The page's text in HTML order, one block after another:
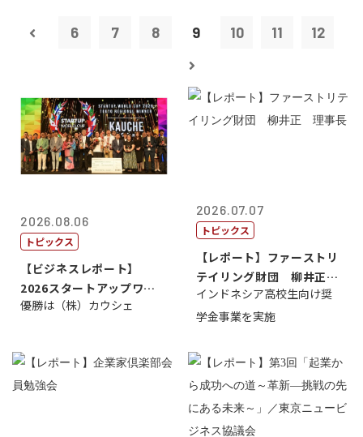
6 7 8 9 10 11 12
2026.08.06
トピックス
【ビジネスレポート】
2026スタートアップワー
ルドカップ東京
優勝は（株）カウシェ
2026.07.07
トピックス
【レポート】ファーストリ
テイリング財団 柳井正
理事長
インドネシア高校生向け奨
学金事業を実施